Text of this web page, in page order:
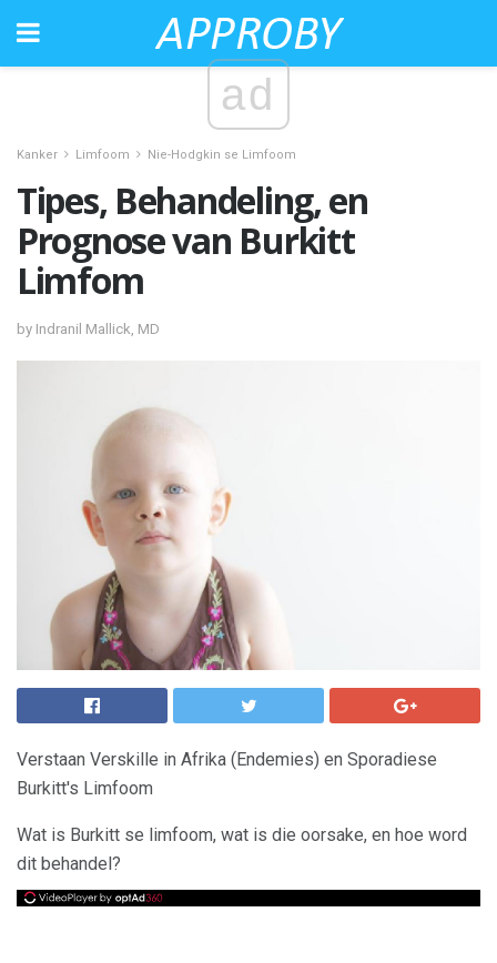
ad
Kanker Limfoom Nie-Hodgkin se Limfoom
Tipes, Behandeling, en
Prognose van Burkitt
Limfom
by Indranil Mallick, MD
Verstaan ​​Verskille in Afrika (Endemies) en Sporadiese
Burkitt's Limfoom
Wat is Burkitt se limfoom, wat is die oorsake, en hoe word
dit behandel?